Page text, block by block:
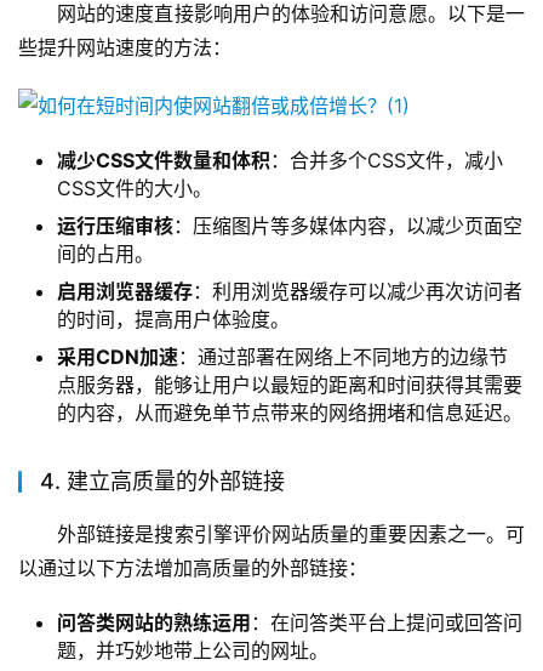
网站的速度直接影响用户的体验和访问意愿。以下是一
些提升网站速度的方法：
减少CSS文件数量和体积 ：合并多个CSS文件，减小
CSS文件的大小。
运行压缩审核：压缩图片等多媒体内容，以减少页面空
间的占用。
启用浏览器缓存：利用浏览器缓存可以减少再次访问者
的时间，提高用户体验度。
采用CDN加速：通过部署在网络上不同地方的边缘节
点服务器，能够让用户以最短的距离和时间获得其需要
的内容，从而避免单节点带来的网络拥堵和信息延迟。
4. 建立高质量的外部链接
外部链接是搜索引擎评价网站质量的重要因素之一。可
以通过以下方法增加高质量的外部链接：
问答类网站的熟练运用 ：在问答类平台上提问或回答问
题，并巧妙地带上公司的网址。